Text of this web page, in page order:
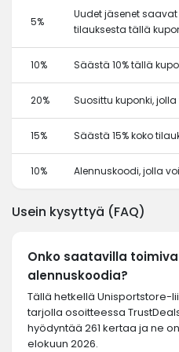
5%
Uudet jäsenet
tilauksesta tällä
10% Säästä 10% tällä
20% Suosittu kuponki,
15% Säästä 15% koko
10% Alennuskoodi, jolla
Usein kysyttyä (FAQ)
Onko saatavilla
alennuskoodia?
Tällä hetkellä Unisportstore-
tarjolla osoitteessa
hyödyntää 261 kertaa ja ne
elokuun 2026.